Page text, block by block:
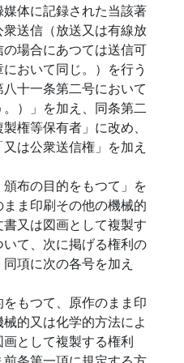
体に記録された当該著
送信（放送又は有線放
場合にあつては送信可
おいて同じ。）を行う
十一条第二号において
。）」を加え、同条第二
権等保有者」に改め、
は公衆送信権」を加え
布の目的をもつて」を
ま印刷その他の機械的
又は図画として複製す
て、次に掲げる権利の
項に次の各号を加え
もつて、原作のまま印
的又は化学的方法によ
画として複製する権利